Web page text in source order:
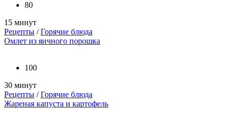
80
15 минут
Рецепты /Горячие блюда
Омлет из яичного порошка
100
30 минут
Рецепты /Горячие блюда
Жареная капуста и картофель